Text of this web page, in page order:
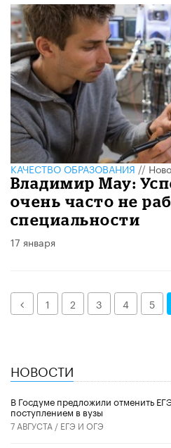
КАЧЕСТВО ОБРАЗОВАНИЯ//
Владимир Мау:
очень часто не
специальности
17 января
Назад1 2 3 4 5
НОВОСТИ
В Госдуме предложили отменить
поступлением в вузы
7 АВГУСТА / ЕГЭ И ОГЭ